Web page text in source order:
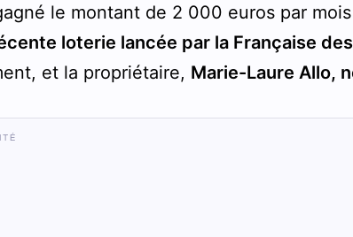
le montant de 2 000 euros par mois
loterie lancée par la Française des
et la propriétaire, Marie-Laure Allo,